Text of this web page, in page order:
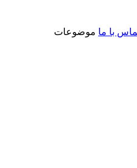
با ما موضوعات